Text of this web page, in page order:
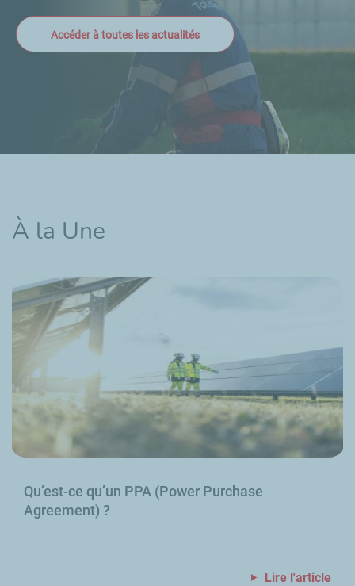
Accéder à toutes les actualités
À la Une
Qu’est-ce qu’un PPA (Power Purchase
Agreement) ?
Lire l'article